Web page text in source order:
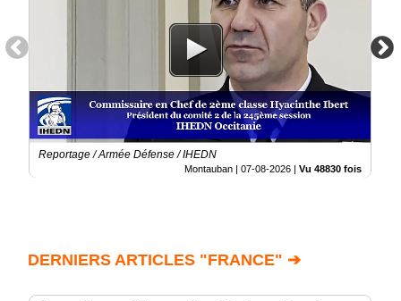
Reportage / Armée Défense / IHEDN
Montauban | 07-08-2026 | Vu 48830 fois
DERNIERS ARTICLES "FRANCE" ➔